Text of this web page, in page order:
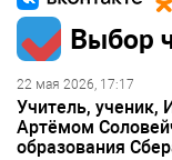
Выбор
22 мая 2026, 17:17
Учитель, ученик,
Артёмом
образования